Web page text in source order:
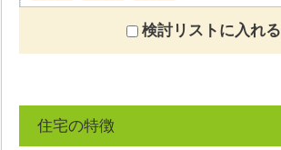
検討リストに入れる
住宅の特徴